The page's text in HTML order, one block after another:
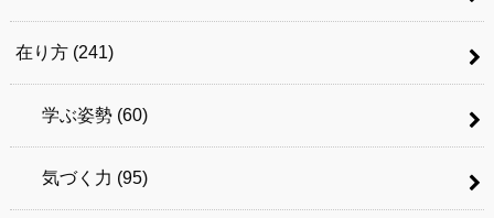
在り方 (241)
学ぶ姿勢 (60)
気づく力 (95)